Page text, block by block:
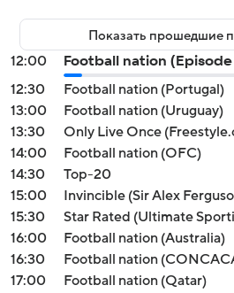
Показать прошедшие
12:00
Football nation (Episode
12:30
Football nation (Portugal)
13:00
Football nation (Uruguay)
13:30
Only Live Once
14:00
Football nation (OFC)
14:30
Top-20
15:00
Invincible (Sir Alex
15:30
Star Rated (Ultimate
16:00
Football nation (Australia)
16:30
Football nation
17:00
Football nation (Qatar)